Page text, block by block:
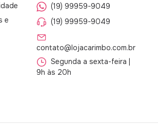
e
(19) 99959-9049
(19) 99959-9049
contato@lojacarimbo.com.br
Segunda a sexta-feira |
9h às 20h